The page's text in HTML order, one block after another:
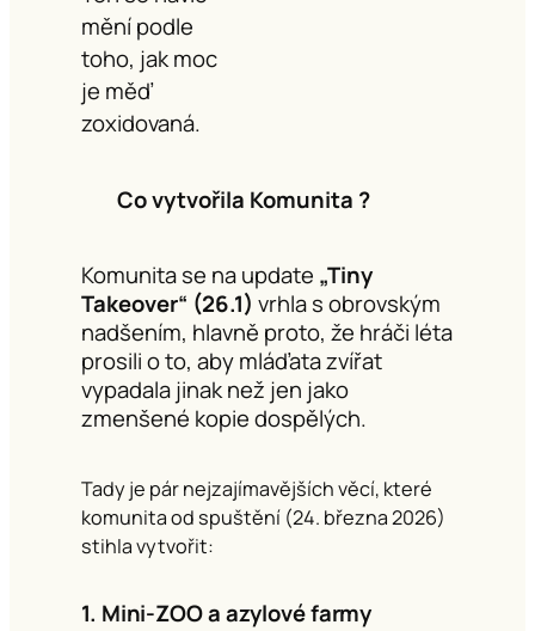
mění podle
toho, jak moc
je měď
zoxidovaná.
Co vytvořila Komunita ?
Komunita se na update „Tiny
Takeover“ (26.1) vrhla s obrovským
nadšením, hlavně proto, že hráči léta
prosili o to, aby mláďata zvířat
vypadala jinak než jen jako
zmenšené kopie dospělých.
Tady je pár nejzajímavějších věcí, které
komunita od spuštění (24. března 2026)
stihla vytvořit:
1. Mini-ZOO a azylové farmy